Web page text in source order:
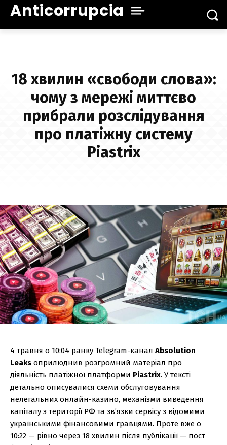
Anticorrupcia
18 хвилин «свободи слова»:
чому з мережі миттєво
прибрали розслідування
про платіжну систему
Piastrix
4 травня о 10:04 ранку Telegram-канал Absolution
Leaks оприлюднив розгромний матеріал про
діяльність платіжної платформи Piastrix. У тексті
детально описувалися схеми обслуговування
нелегальних онлайн-казино, механізми виведення
капіталу з території РФ та зв’язки сервісу з відомими
українськими фінансовими гравцями. Проте вже о
10:22 — рівно через 18 хвилин після публікації — пост